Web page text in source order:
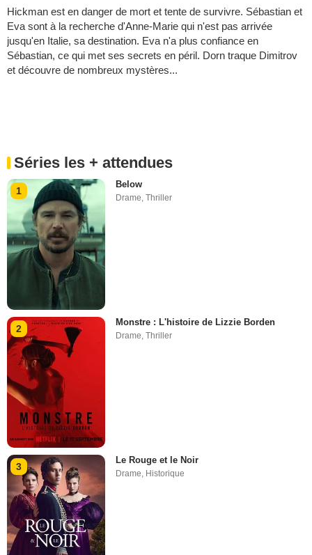
Hickman est en danger de mort et tente de survivre. Sébastian et
Eva sont à la recherche d'Anne-Marie qui n'est pas arrivée
jusqu'en Italie, sa destination. Eva n'a plus confiance en
Sébastian, ce qui met ses secrets en péril. Dorn traque Dimitrov
et découvre de nombreux mystères...
Séries les + attendues
1
Below
Drame ,Thriller
2
Monstre : L'histoire de Lizzie Borden
Drame,Thriller
3
Le Rouge et le Noir
Drame, Historique